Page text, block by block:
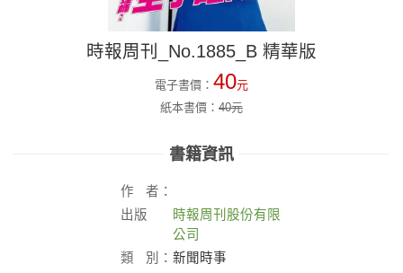
時報周刊_No.1885_B 精華版
電子書價： 40元
紙本書價： 40元
書籍資訊
作
者：
出版
時報周刊股份有限
公司
類
別： 新聞時事